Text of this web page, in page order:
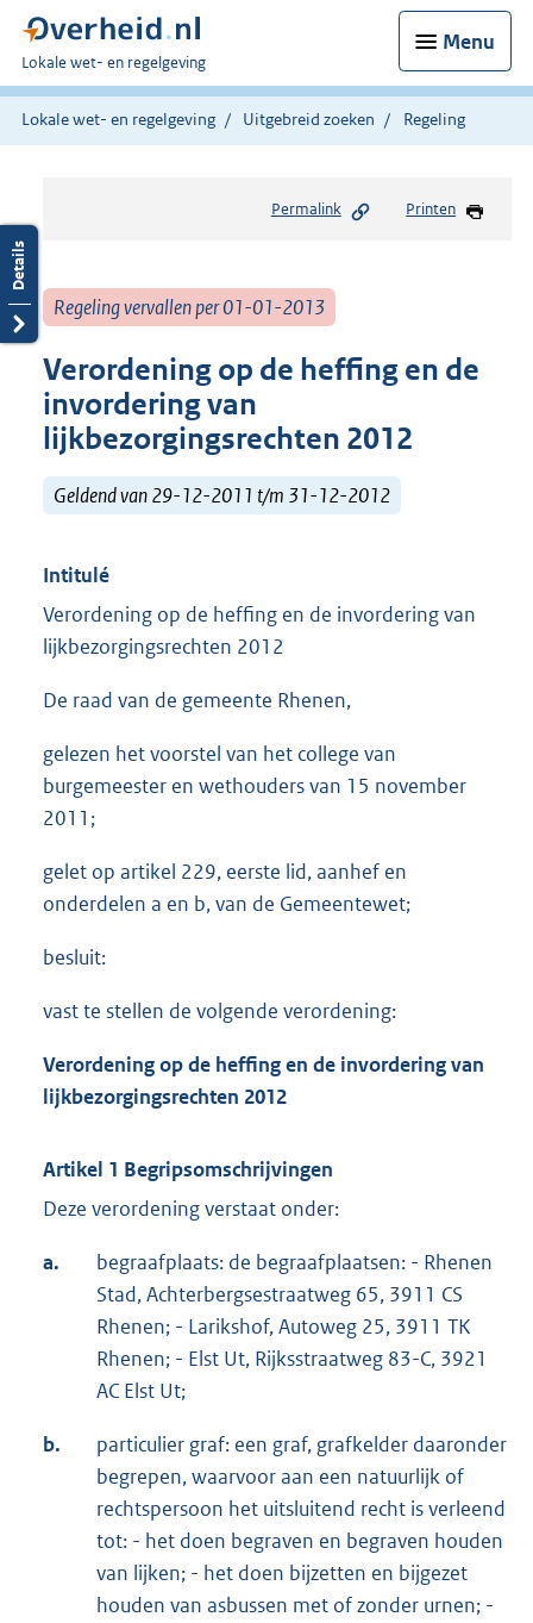
Menu
U
bent
hier:
Lokale wet- en regelgeving
Lokale wet- en regelgeving Uitgebreid zoeken Regeling
Permalink Printen
Regeling vervallen per 01-01-2013
Verordening op de heffing en de
invordering van
lijkbezorgingsrechten 2012
Geldend van 29-12-2011 t/m 31-12-2012
Intitulé
Verordening op de heffing en de invordering van
lijkbezorgingsrechten 2012
De raad van de gemeente Rhenen,
gelezen het voorstel van het college van
burgemeester en wethouders van 15 november
2011;
gelet op artikel 229, eerste lid, aanhef en
onderdelen a en b, van de Gemeentewet;
besluit:
vast te stellen de volgende verordening:
Verordening op de heffing en de invordering van
lijkbezorgingsrechten 2012
Artikel 1 Begripsomschrijvingen
Deze verordening verstaat onder:
a.
begraafplaats: de begraafplaatsen: - Rhenen
Stad, Achterbergsestraatweg 65, 3911 CS
Rhenen; - Larikshof, Autoweg 25, 3911 TK
Rhenen; - Elst Ut, Rijksstraatweg 83-C, 3921
AC Elst Ut;
b.
particulier graf: een graf, grafkelder daaronder
begrepen, waarvoor aan een natuurlijk of
rechtspersoon het uitsluitend recht is verleend
tot: - het doen begraven en begraven houden
van lijken; - het doen bijzetten en bijgezet
houden van asbussen met of zonder urnen; -